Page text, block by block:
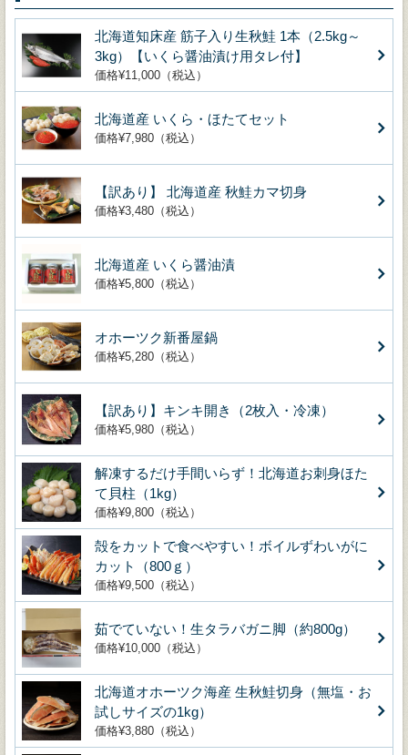
北海道知床産 筋子入り生秋鮭 1本（2.5kg～
3kg）【いくら醤油漬け用タレ付】
価格¥11,000（税込）
北海道産 いくら・ほたてセット
価格¥7,980（税込）
【訳あり】 北海道産 秋鮭カマ切身
価格¥3,480（税込）
北海道産 いくら醤油漬
価格¥5,800（税込）
オホーツク新番屋鍋
価格¥5,280（税込）
【訳あり】キンキ開き（2枚入・冷凍）
価格¥5,980（税込）
解凍するだけ手間いらず！北海道お刺身ほた
て貝柱（1kg）
価格¥9,800（税込）
殻をカットで食べやすい！ボイルずわいがに
カット（800ｇ）
価格¥9,500（税込）
茹でていない！生タラバガニ脚（約800g）
価格¥10,000（税込）
北海道オホーツク海産 生秋鮭切身（無塩・お
試しサイズの1kg）
価格¥3,880（税込）